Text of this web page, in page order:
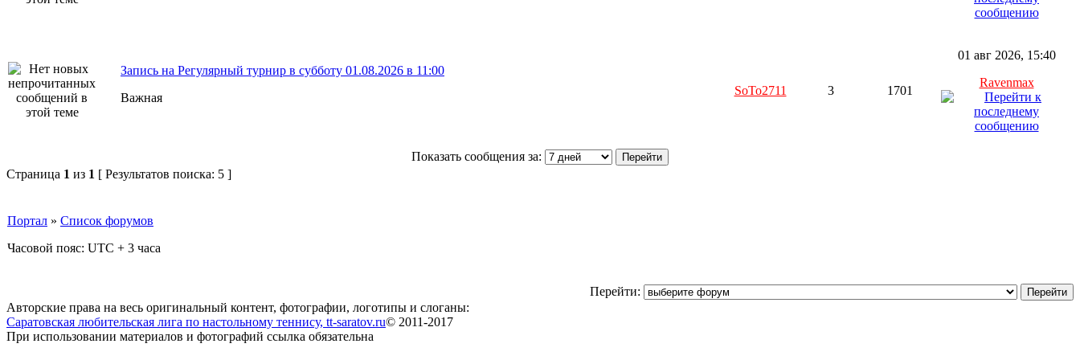
Запись на Регулярный турнир в субботу 01.08.2026 в 11:00
Важная
SoTo2711 3 1701
01 авг 2026, 15:40
Ravenmax
Показать сообщения за:
Страница 1 из 1 [ Результатов поиска: 5 ]
Портал » Список форумов
Часовой пояс: UTC + 3 часа
Перейти:
Авторские права на весь оригинальный контент, фотографии, логотипы и слоганы:
Саратовская любительская лига по настольному теннису, tt-saratov.ru© 2011-2017
При использовании материалов и фотографий ссылка обязательна